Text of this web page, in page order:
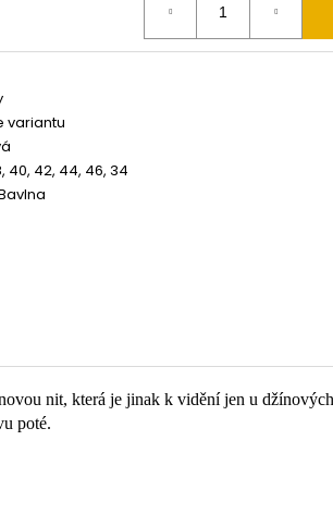
variantu
40, 42, 44, 46, 34
nit, která je jinak k vidění jen u
poté.